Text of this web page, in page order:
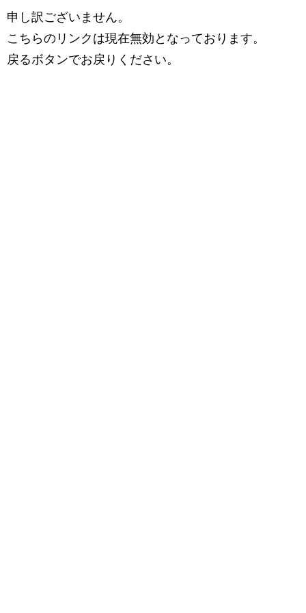
申し訳ございません。
こちらのリンクは現在無効となっております。
戻るボタンでお戻りください。